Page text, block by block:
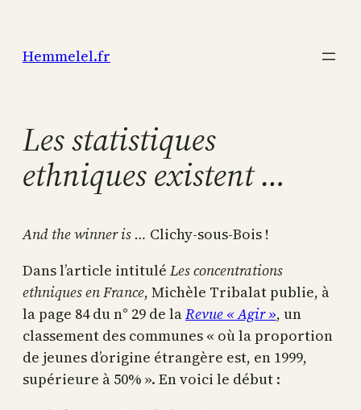
contenu
Hemmelel.fr
Les statistiques
ethniques existent …
And the winner is … Clichy-sous-Bois !
Dans l’article intitulé Les concentrations
ethniques en France, Michèle Tribalat publie, à
la page 84 du n° 29 de laRevue « Agir », un
classement des communes « où la proportion
de jeunes d’origine étrangère est, en 1999,
supérieure à 50% ». En voici le début :